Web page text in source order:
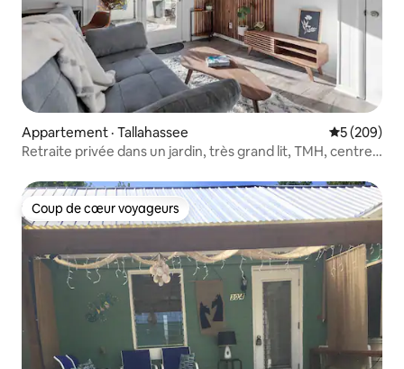
Appartement · Tallahassee Note
5 (209)
Retraite privée dans un jardin, très grand lit, TMH, centre-
Coup de cœur voyageurs
Coup de cœur voyageurs